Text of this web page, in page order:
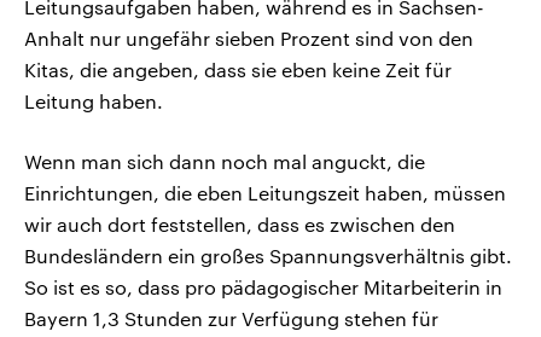
Leitungsaufgaben haben, während es in Sachsen-
Anhalt nur ungefähr sieben Prozent sind von den
Kitas, die angeben, dass sie eben keine Zeit für
Leitung haben.
Wenn man sich dann noch mal anguckt, die
Einrichtungen, die eben Leitungszeit haben, müssen
wir auch dort feststellen, dass es zwischen den
Bundesländern ein großes Spannungsverhältnis gibt.
So ist es so, dass pro pädagogischer Mitarbeiterin in
Bayern 1,3 Stunden zur Verfügung stehen für